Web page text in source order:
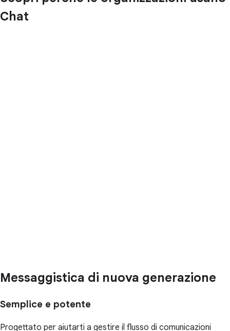
Chat
Messaggistica di nuova generazione
Semplice e potente
Progettato per aiutarti a gestire il flusso di comunicazioni